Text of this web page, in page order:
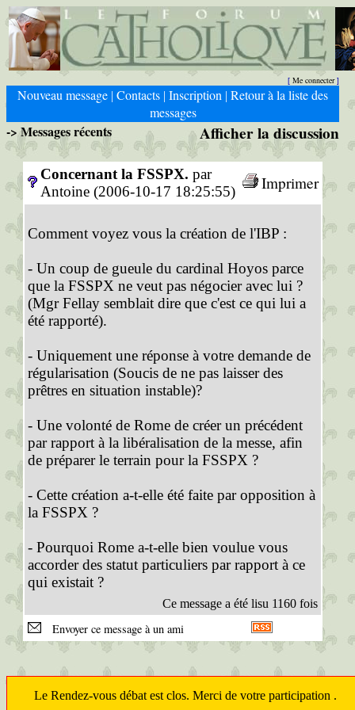
[ Me connecter]
Nouveau message | Contacts | Inscription | Retour à la liste des
messages
-> Messages récents Afficher la discussion
Concernant la FSSPX. par
Antoine (2006-10-17 18:25:55)
Imprimer
Comment voyez vous la création de l'IBP :
- Un coup de gueule du cardinal Hoyos parce
que la FSSPX ne veut pas négocier avec lui ?
(Mgr Fellay semblait dire que c'est ce qui lui a
été rapporté).
- Uniquement une réponse à votre demande de
régularisation (Soucis de ne pas laisser des
prêtres en situation instable)?
- Une volonté de Rome de créer un précédent
par rapport à la libéralisation de la messe, afin
de préparer le terrain pour la FSSPX ?
- Cette création a-t-elle été faite par opposition à
la FSSPX ?
- Pourquoi Rome a-t-elle bien voulue vous
accorder des statut particuliers par rapport à ce
qui existait ?
Ce message a été lisu 1160 fois
Envoyer ce message à un ami
Le Rendez-vous débat est clos. Merci de votre participation .